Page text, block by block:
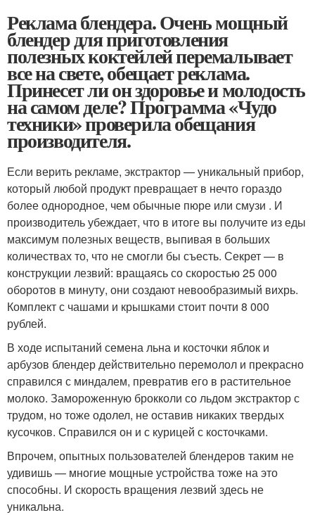
Реклама блендера. Очень мощный
блендер для приготовления
полезных коктейлей перемалывает
все на свете, обещает реклама.
Принесет ли он здоровье и молодость
на самом деле? Программа «Чудо
техники» проверила обещания
производителя.
Если верить рекламе, экстрактор — уникальный прибор,
который любой продукт превращает в нечто гораздо
более однородное, чем обычные пюре или смузи . И
производитель убеждает, что в итоге вы получите из еды
максимум полезных веществ, выпивая в больших
количествах то, что не смогли бы съесть. Секрет — в
конструкции лезвий: вращаясь со скоростью 25 000
оборотов в минуту, они создают невообразимый вихрь.
Комплект с чашами и крышками стоит почти 8 000
рублей.
В ходе испытаний семена льна и косточки яблок и
арбузов блендер действительно перемолол и прекрасно
справился с миндалем, превратив его в растительное
молоко. Замороженную брокколи со льдом экстрактор с
трудом, но тоже одолел, не оставив никаких твердых
кусочков. Справился он и с курицей с косточками.
Впрочем, опытных пользователей блендеров таким не
удивишь — многие мощные устройства тоже на это
способны. И скорость вращения лезвий здесь не
уникальна.